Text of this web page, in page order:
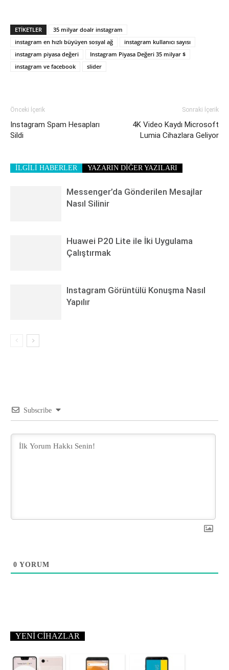
ETIKETLER
35 milyar doalr instagram
instagram en hızlı büyüyen sosyal ağ
instagram kullanıcı sayısı
instagram piyasa değeri
Instagram Piyasa Değeri 35 milyar $
instagram ve facebook
slider
Önceki İçerik
Instagram Spam Hesapları
Sildi
Sonraki İçerik
4K Video Kaydı Microsoft
Lumia Cihazlara Geliyor
İLGİLİ HABERLER YAZARIN DİĞER YAZILARI
Messenger’da Gönderilen Mesajlar
Nasıl Silinir
Huawei P20 Lite ile İki Uygulama
Çalıştırmak
Instagram Görüntülü Konuşma Nasıl
Yapılır
Subscribe
0 YORUM
YENI CIHAZLAR